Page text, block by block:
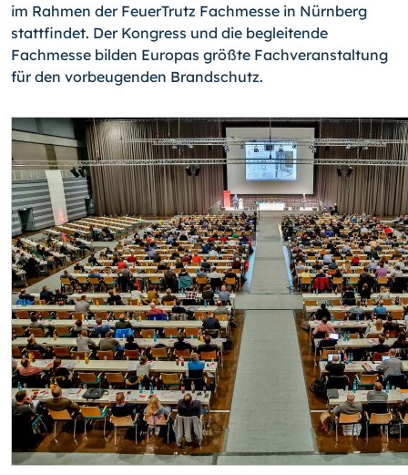
im Rahmen der FeuerTrutz Fachmesse in Nürnberg
stattfindet. Der Kongress und die begleitende
Fachmesse bilden Europas größte Fachveranstaltung
für den vorbeugenden Brandschutz.